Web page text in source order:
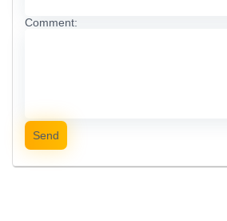
Comment:
Send